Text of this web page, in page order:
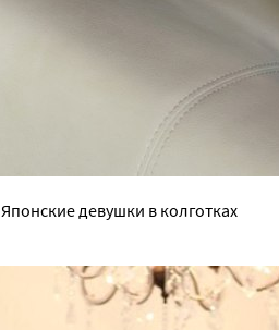
Японские девушки в колготках